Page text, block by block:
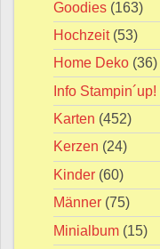
Goodies (163)
Hochzeit(53)
Home Deko (36)
Info Stampin´up!
Karten (452)
Kerzen (24)
Kinder (60)
Männer (75)
Minialbum (15)